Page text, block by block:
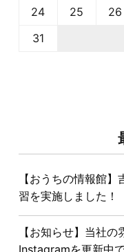
24
25 26
31
【おうちの情報館
習を実施しました！
【お知らせ】当社
Instagramを更新中